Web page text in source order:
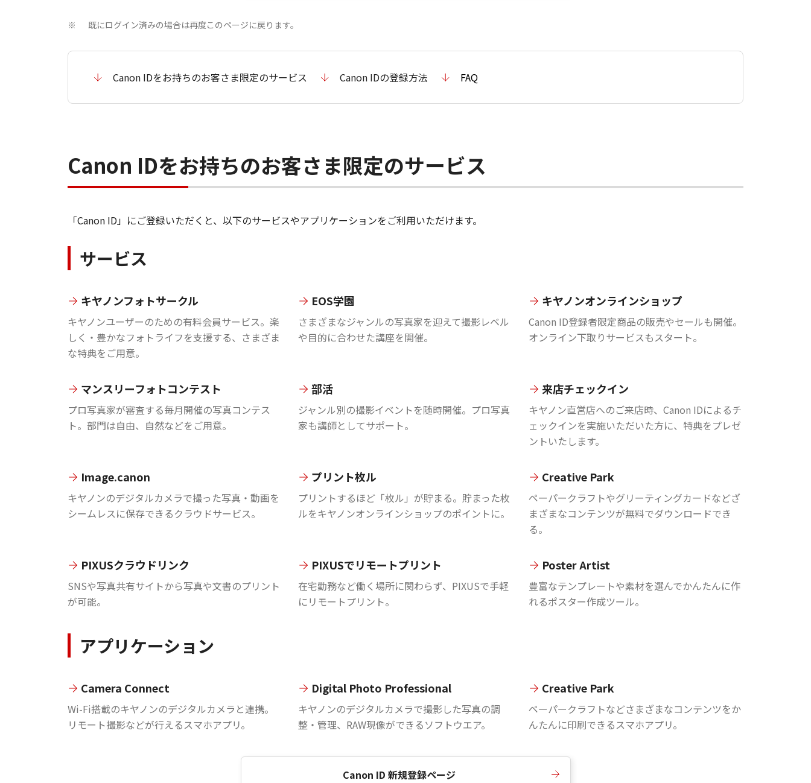
※ 既にログイン済みの場合は再度このページに戻ります。
Canon IDをお持ちのお客さま限定のサービス Canon IDの登録方法 FAQ
Canon IDをお持ちのお客さま限定のサービス
「Canon ID」にご登録いただくと、以下のサービスやアプリケーションをご利用いただけます。
サービス
キヤノンフォトサークル
キヤノンユーザーのための有料会員サービス。楽
しく・豊かなフォトライフを支援する、さまざま
な特典をご用意。
EOS学園
さまざまなジャンルの写真家を迎えて撮影レベル
や目的に合わせた講座を開催。
キヤノンオンラインショップ
Canon ID登録者限定商品の販売やセールも開催。
オンライン下取りサービスもスタート。
マンスリーフォトコンテスト
プロ写真家が審査する毎月開催の写真コンテス
ト。部門は自由、自然などをご用意。
部活
ジャンル別の撮影イベントを随時開催。プロ写真
家も講師としてサポート。
来店チェックイン
キヤノン直営店へのご来店時、Canon IDによるチ
ェックインを実施いただいた方に、特典をプレゼ
ントいたします。
Image.canon
キヤノンのデジタルカメラで撮った写真・動画を
シームレスに保存できるクラウドサービス。
プリント枚ル
プリントするほど「枚ル」が貯まる。貯まった枚
ルをキヤノンオンラインショップのポイントに。
Creative Park
ペーパークラフトやグリーティングカードなどざ
まざまなコンテンツが無料でダウンロードでき
る。
PIXUSクラウドリンク
SNSや写真共有サイトから写真や文書のプリント
が可能。
PIXUSでリモートプリント
在宅勤務など働く場所に関わらず、PIXUSで手軽
にリモートプリント。
Poster Artist
豊富なテンプレートや素材を選んでかんたんに作
れるポスター作成ツール。
アプリケーション
Camera Connect
Wi-Fi搭載のキヤノンのデジタルカメラと連携。
リモート撮影などが行えるスマホアプリ。
Digital Photo Professional
キヤノンのデジタルカメラで撮影した写真の調
整・管理、RAW現像ができるソフトウエア。
Creative Park
ペーパークラフトなどさまざまなコンテンツをか
んたんに印刷できるスマホアプリ。
Canon ID 新規登録ページ